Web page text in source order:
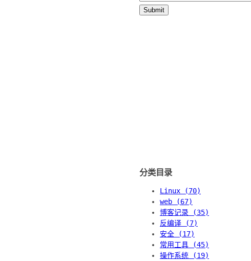
分类目录
Linux (70)
web (67)
博客记录 (35)
反编译 (7)
安全 (17)
常用工具 (45)
操作系统 (19)